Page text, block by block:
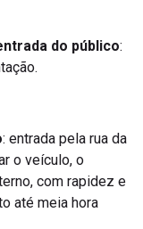
do público:
: entrada pela rua da
o veículo, o
com rapidez e
até meia hora